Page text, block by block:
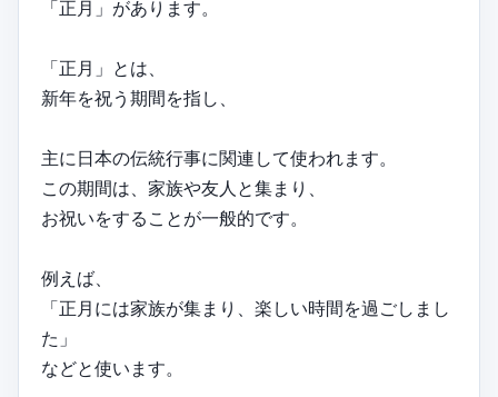
「正月」があります。
「正月」とは、
新年を祝う期間を指し、
主に日本の伝統行事に関連して使われます。
この期間は、家族や友人と集まり、
お祝いをすることが一般的です。
例えば、
「正月には家族が集まり、楽しい時間を過ごしまし
た」
などと使います。